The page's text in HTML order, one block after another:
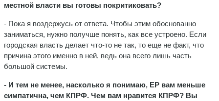
местной власти вы готовы покритиковать?
- Пока я воздержусь от ответа. Чтобы этим обоснованно
заниматься, нужно получше понять, как все устроено. Если
городская власть делает что-то не так, то еще не факт, что
причина этого именно в ней, ведь она всего лишь часть
большой системы.
- И тем не менее, насколько я понимаю, ЕР вам меньше
симпатична, чем КПРФ. Чем вам нравится КПРФ? Вы